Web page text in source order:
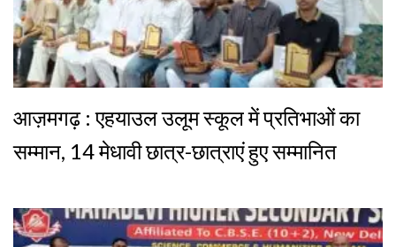
आज़मगढ़ : एहयाउल उलूम स्कूल में प्रतिभाओं का
सम्मान, 14 मेधावी छात्र-छात्राएं हुए सम्मानित